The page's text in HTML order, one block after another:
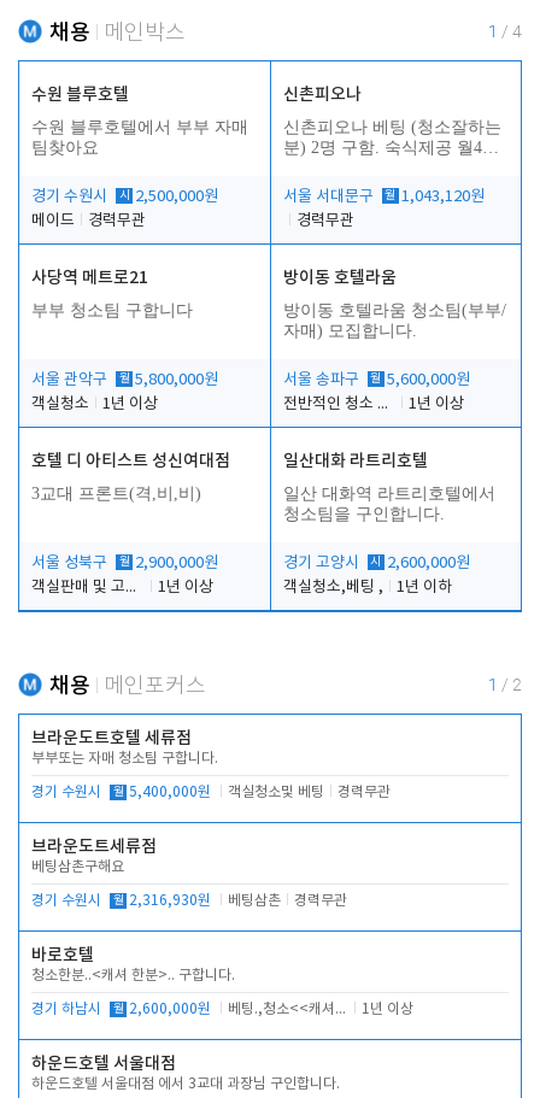
채용 메인박스 1 / 4
수원 블루호텔
수원 블루호텔에서 부부 자매
팀찾아요
경기 수원시 시
2,500,000원
메이드
경력무관
신촌피오나
신촌피오나 베팅 (청소잘하는
분) 2명 구함. 숙식제공 월4회
서울 서대문구
월 1,043,120원
경력무관
사당역 메트로21
부부 청소팀 구합니다
서울 관악구 월 5,800,000원
객실청소
1년 이상
방이동 호텔라움
방이동 호텔라움 청소팀(부부/
자매) 모집합니다.
서울 송파구 월 5,600,000원
전반적인 청소 업무(객실청소.객실정리)
1년 이상
호텔 디 아티스트 성신여대점
3교대 프론트(격,비,비)
서울 성북구 월 2,900,000원
객실판매 및 고객응대
1년 이상
일산대화 라트리호텔
일산 대화역 라트리호텔에서
청소팀을 구인합니다.
경기 고양시 시
2,600,000원
객실청소,베팅 ,
1년 이하
채용 메인포커스 1 / 2
브라운도트호텔 세류점
부부또는 자매 청소팀 구합니다.
경기 수원시 월 5,400,000원 객실청소및 베팅 경력무관
브라운도트세류점
베팅삼촌구해요
경기 수원시 월 2,316,930원 베팅삼촌 경력무관
바로호텔
청소한분..<캐셔 한분>.. 구합니다.
경기 하남시 월 2,600,000원 베팅.,청소<<캐셔 모셔봅니다. 1년 이상
하운드호텔 서울대점
하운드호텔 서울대점 에서 3교대 과장님 구인합니다.